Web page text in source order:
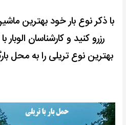
با ذکر نوع بار خود بهترین
رزرو کنید و کارشناسان
بهترین نوع تریلی را به محل